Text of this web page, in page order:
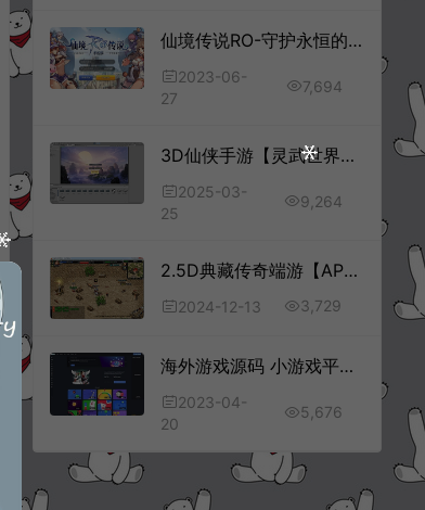
仙境传说RO-守护永恒的爱-全套源代码+服务端+客户端+文档
2023-06-
27
7,694
3D仙侠手游【灵武世界】全套客户端源码+服务端源码
2025-03-
25
9,264
2.5D典藏传奇端游【APPLEM2】全套源码+编译视频
2024-12-13 3,729
海外游戏源码 小游戏平台源码 手机游戏源码
2023-04-
20
5,676